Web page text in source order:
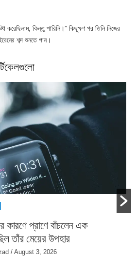
করেছিলাম, কিন্তু পারিনি।” কিছুক্ষণ পর তিনি নিজের
শব্দ শুনতে পান।
প্রাণে বাঁচলেন এক
তাঁর মেয়ের উপহার
/ August 3, 2026